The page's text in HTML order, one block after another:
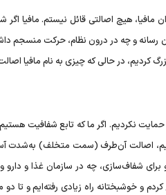
هیچ اصالتی قائل نیستم. مافیا اگر
و چه در درون نظام، حرکت منسجم
کردیم، در حالی که چیزی به نام مافیا
نکردیم. اگر ما که تابع شفافیت
اصالت آن‌طرف (سمت متخلف) به‌شدت
برای شفاف‌سازی، چه در سازمان غذا و
و خوشبختانه راه زیادی رفته‌ایم و تا دو